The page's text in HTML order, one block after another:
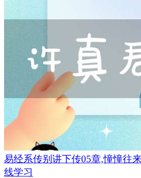
易经系传别讲下传05章,憧憧往
线学习